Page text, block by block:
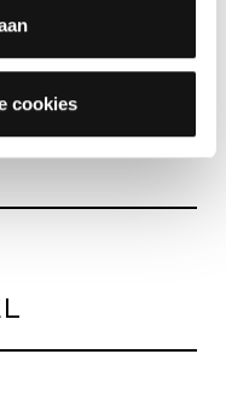
cookies